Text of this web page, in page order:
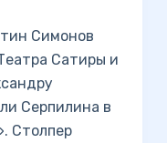
Симонов
Сатиры и
Серпилина в
Столпер